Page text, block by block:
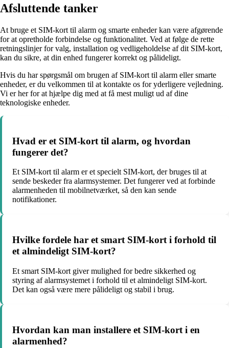
Afsluttende tanker
At bruge et SIM-kort til alarm og smarte enheder kan være afgørende
for at opretholde forbindelse og funktionalitet. Ved at følge de rette
retningslinjer for valg, installation og vedligeholdelse af dit SIM-kort,
kan du sikre, at din enhed fungerer korrekt og pålideligt.
Hvis du har spørgsmål om brugen af SIM-kort til alarm eller smarte
enheder, er du velkommen til at kontakte os for yderligere vejledning.
Vi er her for at hjælpe dig med at få mest muligt ud af dine
teknologiske enheder.
Hvad er et SIM-kort til alarm, og hvordan
fungerer det?
Et SIM-kort til alarm er et specielt SIM-kort, der bruges til at
sende beskeder fra alarmsystemer. Det fungerer ved at forbinde
alarmenheden til mobilnetværket, så den kan sende
notifikationer.
Hvilke fordele har et smart SIM-kort i forhold til
et almindeligt SIM-kort?
Et smart SIM-kort giver mulighed for bedre sikkerhed og
styring af alarmsystemet i forhold til et almindeligt SIM-kort.
Det kan også være mere pålideligt og stabil i brug.
Hvordan kan man installere et SIM-kort i en
alarmenhed?